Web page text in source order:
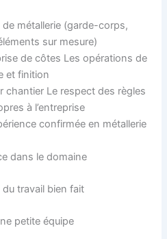
de métallerie (garde-corps,
sur mesure)
de côtes Les opérations de
et finition
chantier Le respect des règles
à l’entreprise
confirmée en métallerie
dans le domaine
travail bien fait
petite équipe